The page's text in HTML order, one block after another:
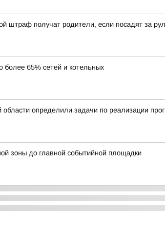
штраф получат родители, если посадят за
более 65% сетей и котельных
определили задачи по реализации
зоны до главной событийной площадки